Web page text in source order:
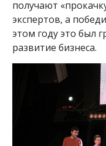
получают
экспертов, а
этом году это был
развитие бизнеса.